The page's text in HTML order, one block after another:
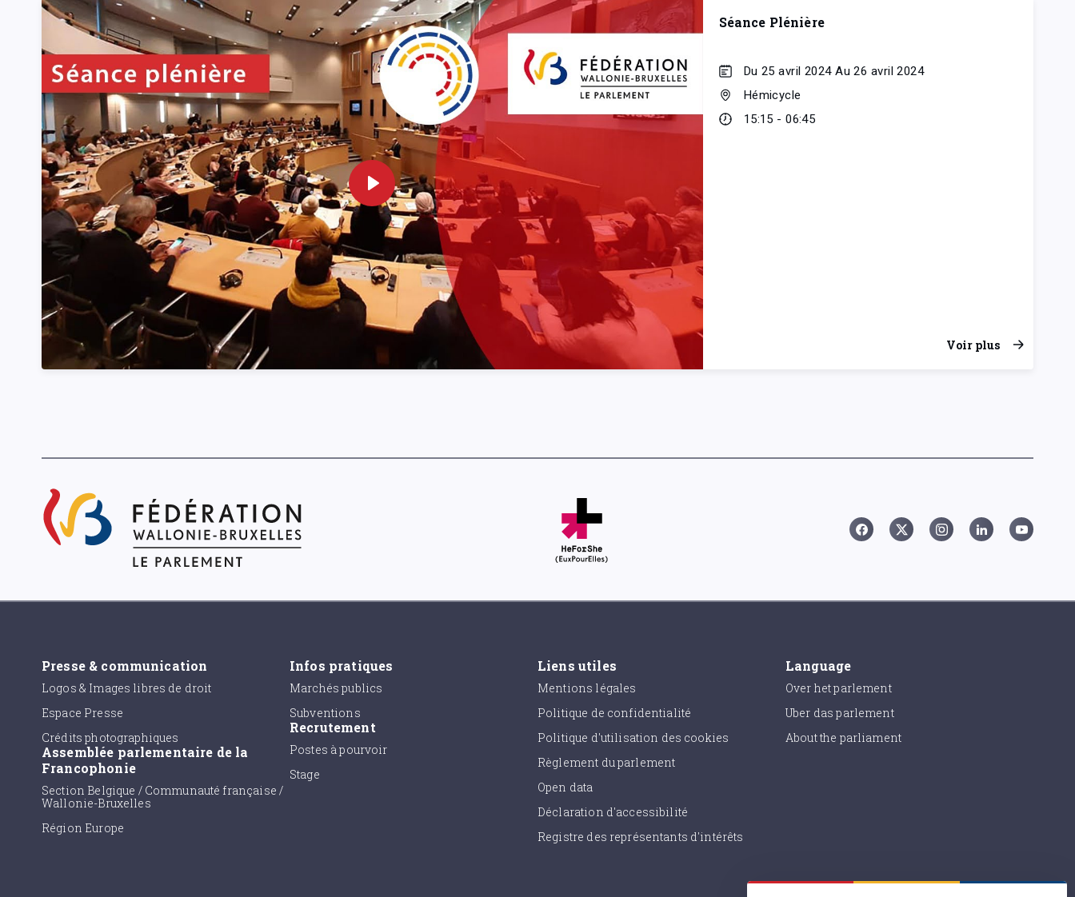
Séance Plénière
Du 25 avril 2024 Au 26 avril 2024
Hémicycle
15:15 - 06:45
Voir plus
Presse & communication
Logos & Images libres de droit
Espace Presse
Crédits photographiques
Assemblée parlementaire de la
Francophonie
Section Belgique / Communauté française /
Wallonie-Bruxelles
Région Europe
Infos pratiques
Marchés publics
Subventions
Recrutement
Postes à pourvoir
Stage
Liens utiles
Mentions légales
Politique de confidentialité
Politique d'utilisation des cookies
Règlement du parlement
Open data
Déclaration d'accessibilité
Registre des représentants d'intérêts
Language
Over het parlement
Uber das parlement
About the parliament